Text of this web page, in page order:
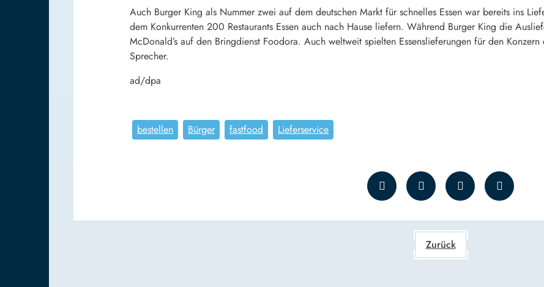
Auch Burger King als Nummer zwei auf dem deutschen Markt für schnelles Essen war bereits ins
dem Konkurrenten 200 Restaurants Essen auch nach Hause liefern. Während Burger King die
McDonald’s auf den Bringdienst Foodora. Auch weltweit spielten Essenslieferungen für den Konzern
Sprecher.
ad/dpa
bestellen Bürger fastfood Lieferservice
Zurück